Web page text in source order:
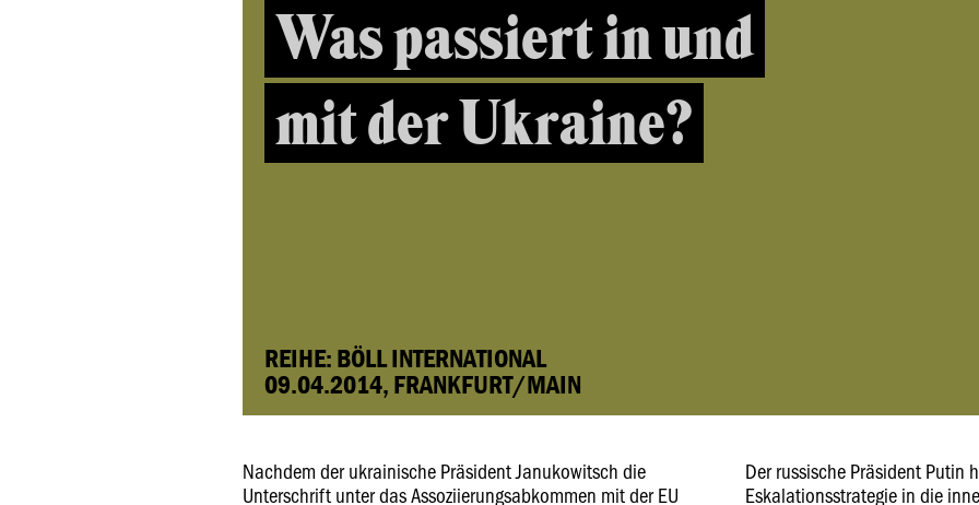
Was passiert in und
mit der Ukraine?
REIHE: BÖLL INTERNATIONAL
09.04.2014, FRANKFURT/MAIN
Nachdem der ukrainische Präsident Janukowitsch die
Unterschrift unter das Assoziierungsabkommen mit der EU
Der russische Präsident Putin
Eskalationsstrategie in die